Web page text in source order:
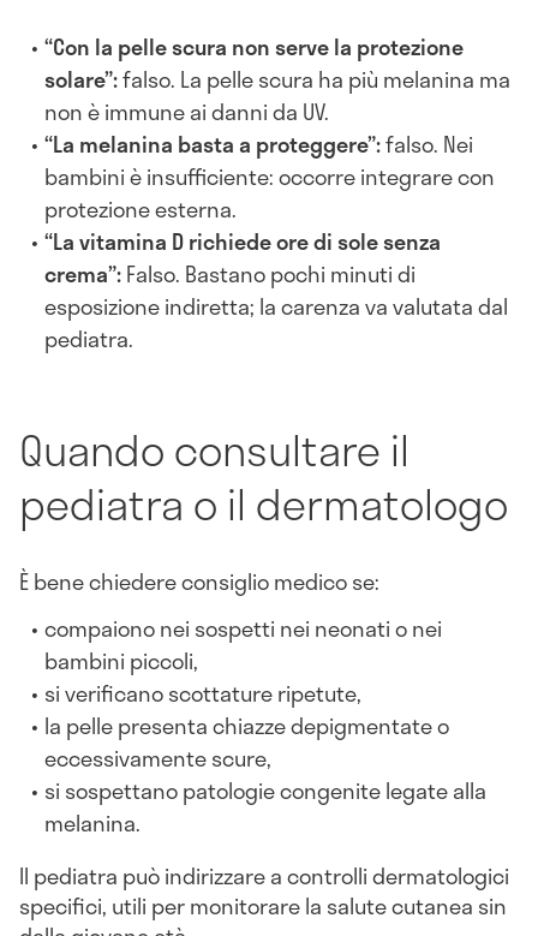
“Con la pelle scura non serve la protezione
solare”:falso. La pelle scura ha più melanina ma
non è immune ai danni da UV.
“La melanina basta a proteggere”:falso. Nei
bambini è insufficiente: occorre integrare con
protezione esterna.
“La vitamina D richiede ore di sole senza
crema”:Falso. Bastano pochi minuti di
esposizione indiretta; la carenza va valutata dal
pediatra.
Quando consultare il
pediatra o il dermatologo
È bene chiedere consiglio medico se:
compaiono nei sospetti nei neonati o nei
bambini piccoli,
si verificano scottature ripetute,
la pelle presenta chiazze depigmentate o
eccessivamente scure,
si sospettano patologie congenite legate alla
melanina.
Il pediatra può indirizzare a controlli dermatologici
specifici, utili per monitorare la salute cutanea sin